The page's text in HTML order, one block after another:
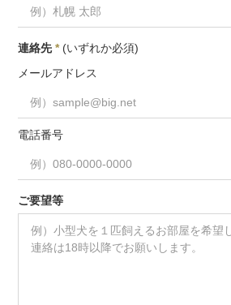
連絡先* (いずれか必須)
メールアドレス
電話番号
ご要望等